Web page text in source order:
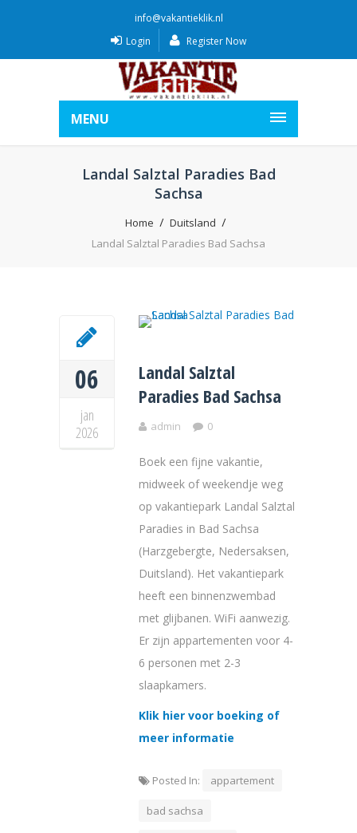
info@vakantieklik.nl
Login
Register Now
MENU
Landal Salztal Paradies Bad
Sachsa
Home
Duitsland
Landal Salztal Paradies Bad Sachsa
06
jan
2026
Landal Salztal
Paradies Bad Sachsa
admin 0
Boek een fijne vakantie,
midweek of weekendje weg
op vakantiepark Landal Salztal
Paradies in Bad Sachsa
(Harzgebergte, Nedersaksen,
Duitsland). Het vakantiepark
heeft een binnenzwembad
met glijbanen. WiFi aanwezig.
Er zijn appartementen voor 4-
6 personen met 2-3
slaapkamers.
Klik hier voor boeking of
meer informatie
Posted In: appartement
bad sachsa